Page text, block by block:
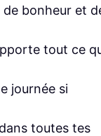
de bonheur et
tout ce
journée si
toutes tes